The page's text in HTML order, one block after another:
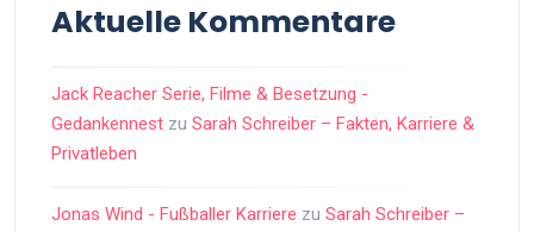
Aktuelle Kommentare
Jack Reacher Serie, Filme & Besetzung -
Gedankennest zu Sarah Schreiber – Fakten, Karriere &
Privatleben
Jonas Wind - Fußballer Karriere zu Sarah Schreiber –